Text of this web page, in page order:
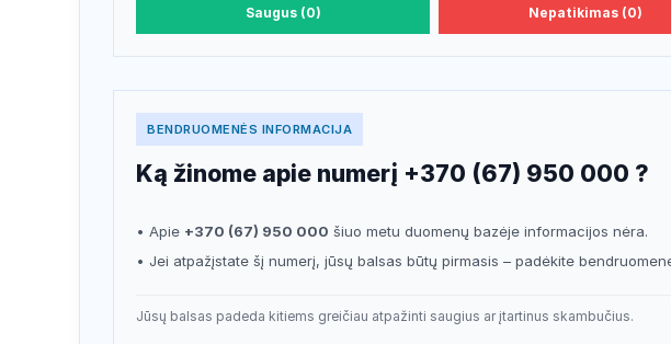
Saugus (0) Nepatikimas (0)
BENDRUOMENĖS INFORMACIJA
Ką žinome apie numerį +370 (67) 950 000 ?
• Apie +370 (67) 950 000 šiuo metu duomenų bazėje informacijos nėra.
• Jei atpažįstate šį numerį, jūsų balsas būtų pirmasis – padėkite
Jūsų balsas padeda kitiems greičiau atpažinti saugius ar įtartinus skambučius.